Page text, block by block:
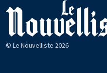
© Le Nouvelliste 2026